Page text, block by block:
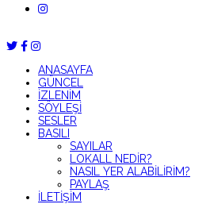
ANASAYFA
GÜNCEL
İZLENİM
SÖYLEŞİ
SESLER
BASILI
SAYILAR
LOKALL NEDİR?
NASIL YER ALABİLİRİM?
PAYLAŞ
İLETİŞİM